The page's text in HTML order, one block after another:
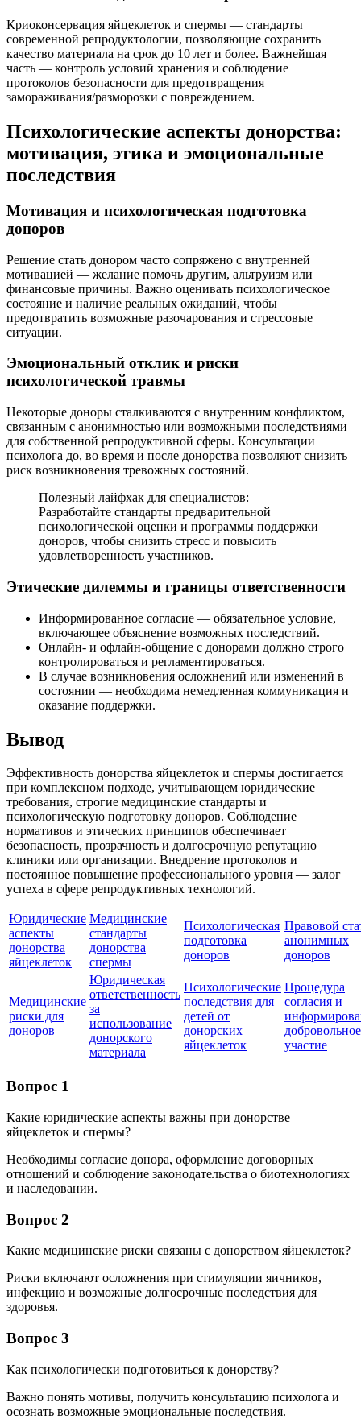
Криоконсервация яйцеклеток и спермы — стандарты
современной репродуктологии, позволяющие сохранить
качество материала на срок до 10 лет и более. Важнейшая
часть — контроль условий хранения и соблюдение
протоколов безопасности для предотвращения
замораживания/разморозки с повреждением.
Психологические аспекты донорства:
мотивация, этика и эмоциональные
последствия
Мотивация и психологическая подготовка
доноров
Решение стать донором часто сопряжено с внутренней
мотивацией — желание помочь другим, альтруизм или
финансовые причины. Важно оценивать психологическое
состояние и наличие реальных ожиданий, чтобы
предотвратить возможные разочарования и стрессовые
ситуации.
Эмоциональный отклик и риски
психологической травмы
Некоторые доноры сталкиваются с внутренним конфликтом,
связанным с анонимностью или возможными последствиями
для собственной репродуктивной сферы. Консультации
психолога до, во время и после донорства позволяют снизить
риск возникновения тревожных состояний.
Полезный лайфхак для специалистов:
Разработайте стандарты предварительной
психологической оценки и программы поддержки
доноров, чтобы снизить стресс и повысить
удовлетворенность участников.
Этические дилеммы и границы ответственности
Информированное согласие — обязательное условие,
включающее объяснение возможных последствий.
Онлайн- и офлайн-общение с донорами должно строго
контролироваться и регламентироваться.
В случае возникновения осложнений или изменений в
состоянии — необходима немедленная коммуникация и
оказание поддержки.
Вывод
Эффективность донорства яйцеклеток и спермы достигается
при комплексном подходе, учитывающем юридические
требования, строгие медицинские стандарты и
психологическую подготовку доноров. Соблюдение
нормативов и этических принципов обеспечивает
безопасность, прозрачность и долгосрочную репутацию
клиники или организации. Внедрение протоколов и
постоянное повышение профессионального уровня — залог
успеха в сфере репродуктивных технологий.
Юридические
аспекты
донорства
яйцеклеток
Медицинские
стандарты
донорства
спермы
Психологическая
подготовка
доноров
Правовой
анонимных
доноров
Медицинские
риски для
доноров
Юридическая
ответственность
за
использование
донорского
материала
Психологические
последствия для
детей от
донорских
яйцеклеток
Процедура
согласия и
добровольное
участие
Вопрос 1
Какие юридические аспекты важны при донорстве
яйцеклеток и спермы?
Необходимы согласие донора, оформление договорных
отношений и соблюдение законодательства о биотехнологиях
и наследовании.
Вопрос 2
Какие медицинские риски связаны с донорством яйцеклеток?
Риски включают осложнения при стимуляции яичников,
инфекцию и возможные долгосрочные последствия для
здоровья.
Вопрос 3
Как психологически подготовиться к донорству?
Важно понять мотивы, получить консультацию психолога и
осознать возможные эмоциональные последствия.